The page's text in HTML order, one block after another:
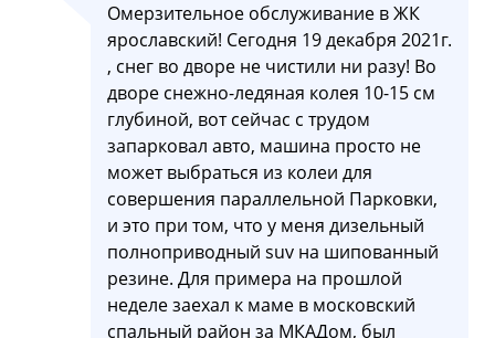
Омерзительное обслуживание в ЖК
ярославский! Сегодня 19 декабря 2021г.
, снег во дворе не чистили ни разу! Во
дворе снежно-ледяная колея 10-15 см
глубиной, вот сейчас с трудом
запарковал авто, машина просто не
может выбраться из колеи для
совершения параллельной Парковки,
и это при том, что у меня дизельный
полноприводный suv на шипованный
резине. Для примера на прошлой
неделе заехал к маме в московский
спальный район за МКАДом, был